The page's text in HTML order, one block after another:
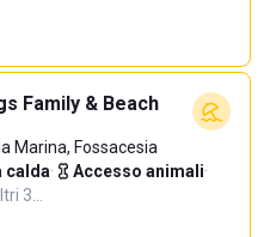
Family & Beach
Marina, Fossacesia
calda· Accesso animali·
3…